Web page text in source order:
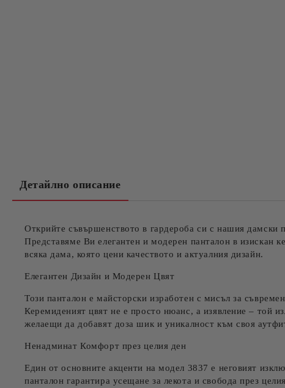
Детайлно описание
Открийте съвършенството в гардероба си с нашия дамски
Представяме Ви елегантен и модерен панталон в изискан
всяка дама, която цени качеството и актуалния дизайн.
Елегантен Дизайн и Модерен Цвят
Този панталон е майсторски изработен с мисъл за
Керемиденият цвят не е просто нюанс, а изявление – той
желаещи да добавят доза шик и уникалност към своя
Ненадминат Комфорт през целия ден
Един от основните акценти на модел 3837 е неговият
панталон гарантира усещане за лекота и свобода през